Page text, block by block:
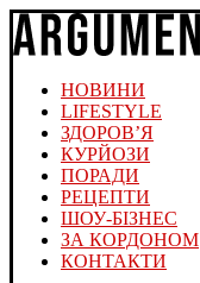
НОВИНИ
LIFESTYLE
ЗДОРОВ’Я
КУРЙОЗИ
ПОРАДИ
РЕЦЕПТИ
ШОУ-БІЗНЕС
ЗА КОРДОНОМ
КОНТАКТИ